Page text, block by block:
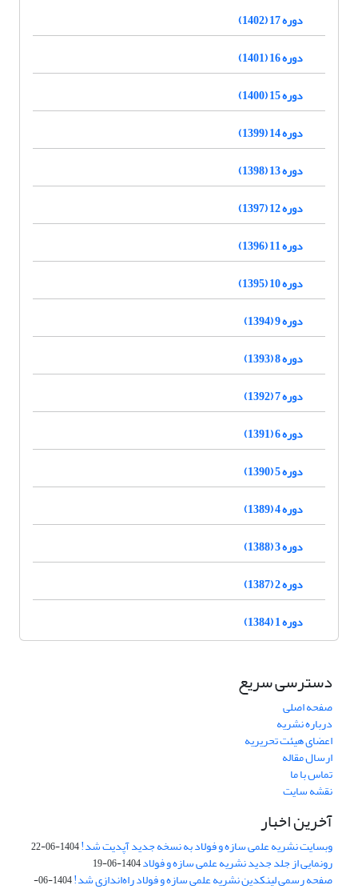
دوره 17 (1402)
دوره 16 (1401)
دوره 15 (1400)
دوره 14 (1399)
دوره 13 (1398)
دوره 12 (1397)
دوره 11 (1396)
دوره 10 (1395)
دوره 9 (1394)
دوره 8 (1393)
دوره 7 (1392)
دوره 6 (1391)
دوره 5 (1390)
دوره 4 (1389)
دوره 3 (1388)
دوره 2 (1387)
دوره 1 (1384)
دسترسی سریع
صفحه اصلی
درباره نشریه
اعضای هیئت تحریریه
ارسال مقاله
تماس با ما
نقشه سایت
آخرین اخبار
وبسایت نشریه علمی سازه و فولاد به نسخه جدید آپدیت شد!1404-06-22
رونمایی از جلد جدید نشریه علمی سازه و فولاد1404-06-19
صفحه رسمی لینکدین نشریه علمی سازه و فولاد راه‌اندازی شد!
1404-06-